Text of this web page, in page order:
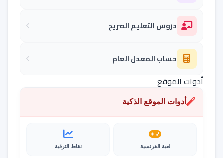
دروس التعليم الصريح
حساب المعدل العام
أدوات الموقع
أدوات الموقع الذكية
لعبة الفرنسية نقاط الترقية